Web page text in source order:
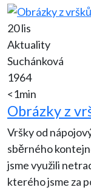
20 lis
Aktuality
Suchánková
1964
<1min
Obrázky z
Vršky od
sběrného
jsme využili
kterého jsme za